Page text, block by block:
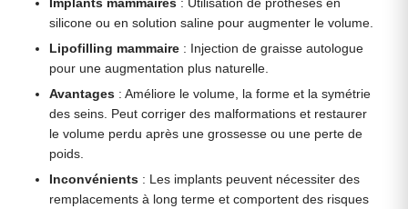
Implants mammaires : Utilisation de prothèses en
silicone ou en solution saline pour augmenter le volume.
Lipofilling mammaire : Injection de graisse autologue
pour une augmentation plus naturelle.
Avantages : Améliore le volume, la forme et la symétrie
des seins. Peut corriger des malformations et restaurer
le volume perdu après une grossesse ou une perte de
poids.
Inconvénients : Les implants peuvent nécessiter des
remplacements à long terme et comportent des risques